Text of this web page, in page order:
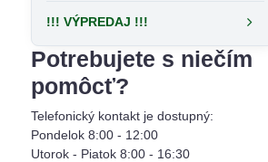
!!! VÝPREDAJ !!!
Potrebujete s niečím
pomôcť?
Telefonický kontakt je dostupný:
Pondelok 8:00 - 12:00
Utorok - Piatok 8:00 - 16:30